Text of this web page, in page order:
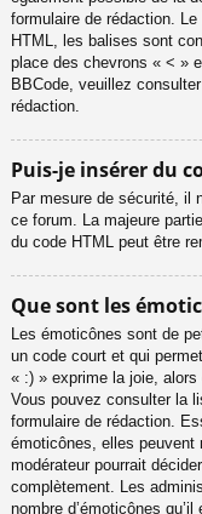
formulaire de rédaction.
HTML, les balises sont
place des chevrons « < »
BBCode, veuillez
rédaction.
Puis-je insérer du
Par mesure de sécurité, il
ce forum. La majeure
du code HTML peut être
Que sont les
Les émoticônes sont de
un code court et qui
« :) » exprime la joie, alors
Vous pouvez consulter la
formulaire de rédaction.
émoticônes, elles peuvent
modérateur pourrait
complètement. Les
nombre d’émoticônes